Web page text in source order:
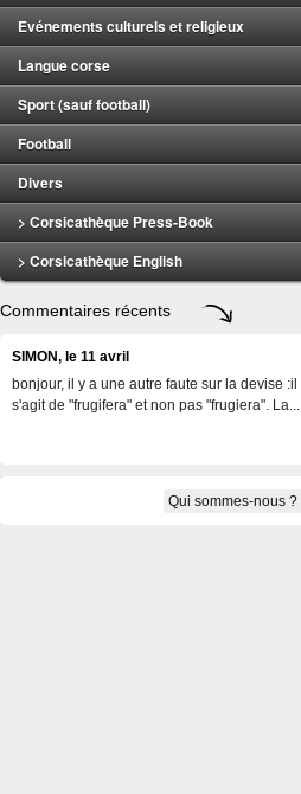
Evénements culturels et religieux
Langue corse
Sport (sauf football)
Football
Divers
> Corsicathèque Press-Book
> Corsicathèque English
Commentaires récents
SIMON, le 11 avril
bonjour, il y a une autre faute sur la devise :il
s'agit de "frugifera" et non pas "frugiera". La...
Qui sommes-nous ?